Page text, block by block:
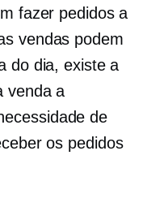
fazer pedidos a
vendas podem
do dia, existe a
venda a
de
os pedidos